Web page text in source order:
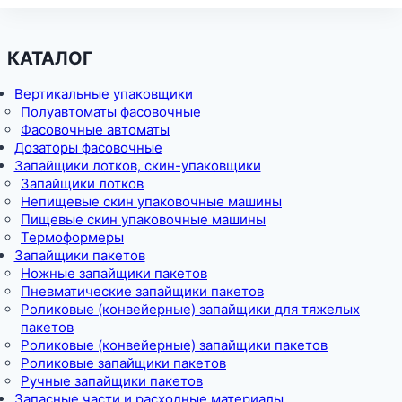
КАТАЛОГ
Вертикальные упаковщики
Полуавтоматы фасовочные
Фасовочные автоматы
Дозаторы фасовочные
Запайщики лотков, скин-упаковщики
Запайщики лотков
Непищевые скин упаковочные машины
Пищевые скин упаковочные машины
Термоформеры
Запайщики пакетов
Ножные запайщики пакетов
Пневматические запайщики пакетов
Роликовые (конвейерные) запайщики для тяжелых
пакетов
Роликовые (конвейерные) запайщики пакетов
Роликовые запайщики пакетов
Ручные запайщики пакетов